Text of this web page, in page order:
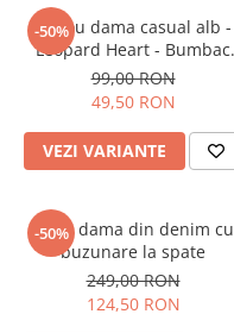
-50%
Tricou dama casual alb -
Leopard Heart - Bumbac
Organic
99,00 RON
49,50 RON
VEZI VARIANTE
-50%
Blugi dama din denim cu
buzunare la spate
249,00 RON
124,50 RON